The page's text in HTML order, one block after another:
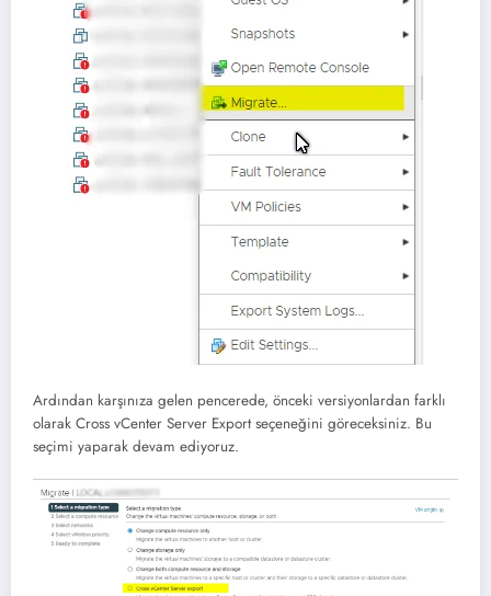
Ardından karşınıza gelen pencerede, önceki versiyonlardan farklı
olarak Cross vCenter Server Export seçeneğini göreceksiniz. Bu
seçimi yaparak devam ediyoruz.